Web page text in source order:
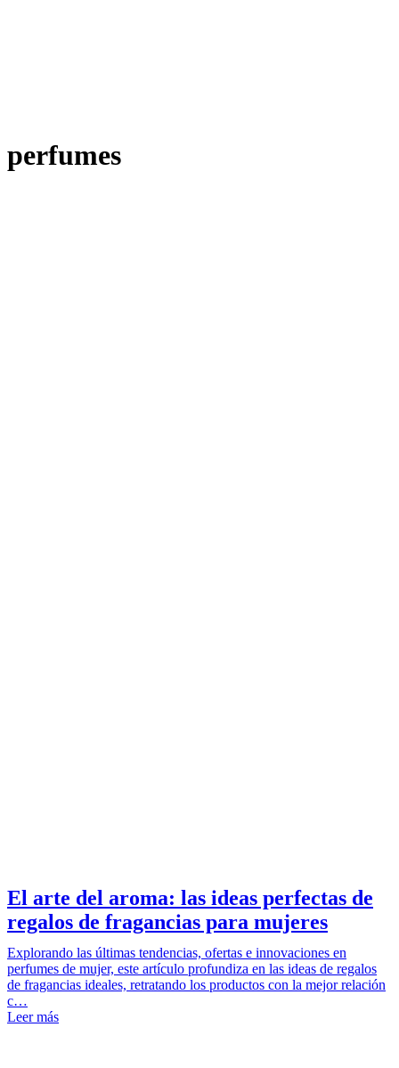
perfumes
El arte del aroma: las ideas perfectas de
regalos de fragancias para mujeres
Explorando las últimas tendencias, ofertas e innovaciones en
perfumes de mujer, este artículo profundiza en las ideas de regalos
de fragancias ideales, retratando los productos con la mejor relación
c…
Leer más